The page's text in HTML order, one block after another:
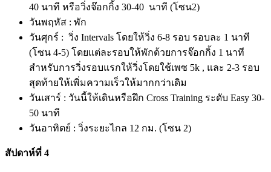
40 นาที หรือวิ่งจ๊อกกิ้ง 30-40 นาที (โซน2)
วันพฤหัส : พัก
วันศุกร์ : วิ่ง Intervals โดยให้วิ่ง 6-8 รอบ รอบละ 1 นาที
(โซน 4-5) โดยแต่ละรอบให้พักด้วยการจ๊อกกิ้ง 1 นาที
สำหรับการวิ่งรอบแรกให้วิ่งโดยใช้เพซ 5k , และ 2-3 รอบ
สุดท้ายให้เพิ่มความเร็วให้มากกว่าเดิม
วันเสาร์ : วันนี้ให้เดินหรือฝึก Cross Training ระดับ Easy 30-
50 นาที
วันอาทิตย์ : วิ่งระยะไกล 12 กม. (โซน 2)
สัปดาห์ที่ 4